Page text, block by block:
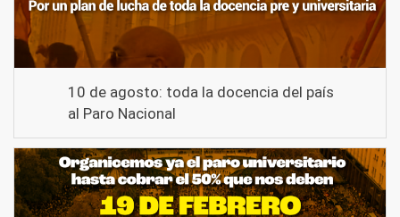
10 de agosto: toda la docencia del país
al Paro Nacional